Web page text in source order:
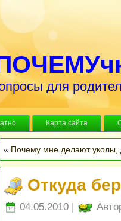
для
Карта сайта
« Почему мне делают уколы,
Откуда
04.05.2010 |